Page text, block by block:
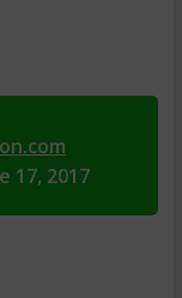
17, 2017